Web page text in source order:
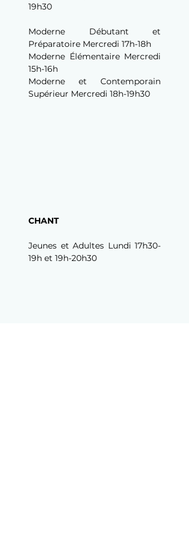
19h30
Moderne Débutant et
Préparatoire Mercredi 17h-18h
Moderne Élémentaire Mercredi
15h-16h
Moderne et Contemporain
Supérieur Mercredi 18h-19h30
CHANT
Jeunes et Adultes Lundi 17h30-
19h et 19h-20h30